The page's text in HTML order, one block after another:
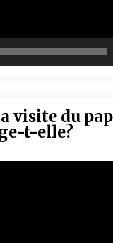
visite du
t-elle?